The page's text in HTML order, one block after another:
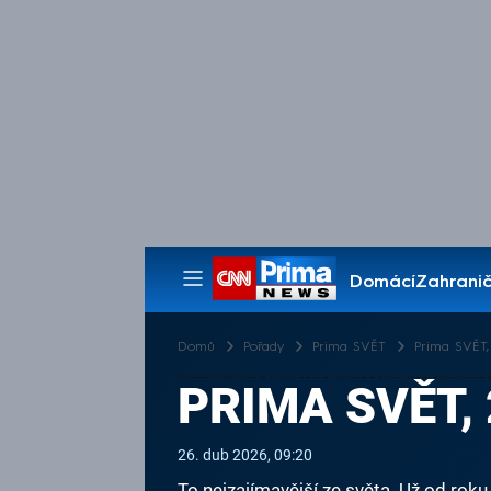
Domácí
Pořady
Domů Pořady Prima SVĚT Prima
PRIMA
26. dub 2026, 09:20